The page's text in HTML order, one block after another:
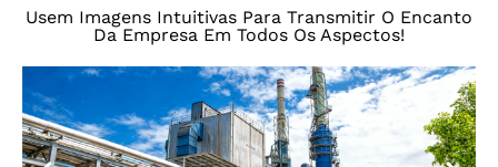
Usem Imagens Intuitivas Para Transmitir O Encanto
Da Empresa Em Todos Os Aspectos!